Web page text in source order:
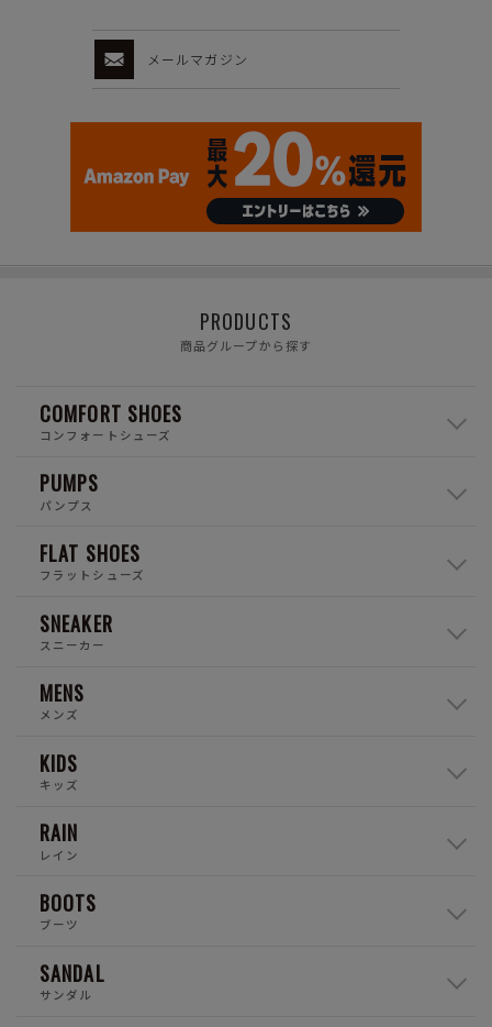
メールマガジン
PRODUCTS
商品グループから探す
COMFORT SHOES
コンフォートシューズ
PUMPS
パンプス
FLAT SHOES
フラットシューズ
SNEAKER
スニーカー
MENS
メンズ
KIDS
キッズ
RAIN
レイン
BOOTS
ブーツ
SANDAL
サンダル